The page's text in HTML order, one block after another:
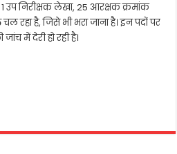
1 उप निरीक्षक लेखा, 25 आरक्षक क्रमांक
चल रहा है, जिसे भी भरा जाना है। इन पदों पर
में देरी हो रही है।